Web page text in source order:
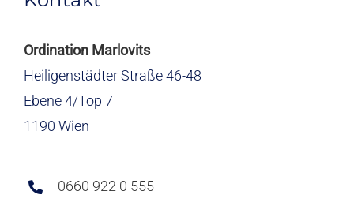
Ordination Marlovits
Heiligenstädter Straße 46-48
Ebene 4/Top 7
1190 Wien
0660 922 0 555